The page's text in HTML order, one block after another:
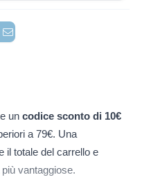
un codice sconto di 10€
a 79€. Una
il totale del carrello e
vantaggiose.